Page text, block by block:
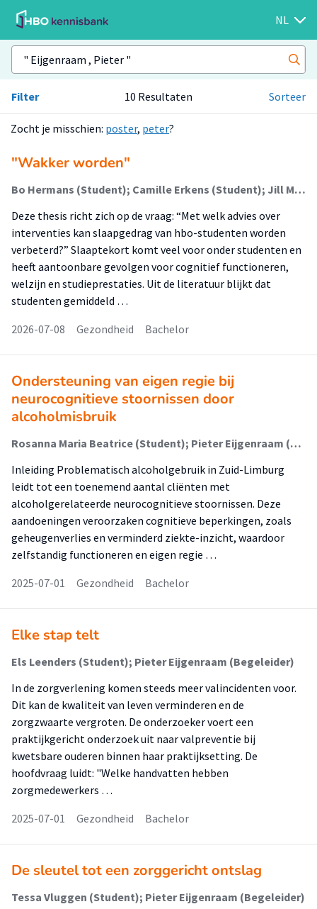
NL
Filter 10 Resultaten Sorteer
Zocht je misschien: poster, peter?
"Wakker worden"
Bo Hermans (Student); Camille Erkens (Student); Jill Mourmans (Student); Pieter Eijgenraam (Begeleider); Eveliene Dera de Bie (Begeleider)
Deze thesis richt zich op de vraag: “Met welk advies over
interventies kan slaapgedrag van hbo-studenten worden
verbeterd?” Slaaptekort komt veel voor onder studenten en
heeft aantoonbare gevolgen voor cognitief functioneren,
welzijn en studieprestaties. Uit de literatuur blijkt dat
studenten gemiddeld …
2026-07-08
Gezondheid Bachelor
Ondersteuning van eigen regie bij
neurocognitieve stoornissen door
alcoholmisbruik
Rosanna Maria Beatrice (Student); Pieter Eijgenraam (Begeleider)
Inleiding Problematisch alcoholgebruik in Zuid-Limburg
leidt tot een toenemend aantal cliënten met
alcoholgerelateerde neurocognitieve stoornissen. Deze
aandoeningen veroorzaken cognitieve beperkingen, zoals
geheugenverlies en verminderd ziekte-inzicht, waardoor
zelfstandig functioneren en eigen regie …
2025-07-01
Gezondheid Bachelor
Elke stap telt
Els Leenders (Student); Pieter Eijgenraam (Begeleider)
In de zorgverlening komen steeds meer valincidenten voor.
Dit kan de kwaliteit van leven verminderen en de
zorgzwaarte vergroten. De onderzoeker voert een
praktijkgericht onderzoek uit naar valpreventie bij
kwetsbare ouderen binnen haar praktijksetting. De
hoofdvraag luidt: "Welke handvatten hebben
zorgmedewerkers …
2025-07-01
Gezondheid Bachelor
De sleutel tot een zorggericht ontslag
Tessa Vluggen (Student); Pieter Eijgenraam (Begeleider)